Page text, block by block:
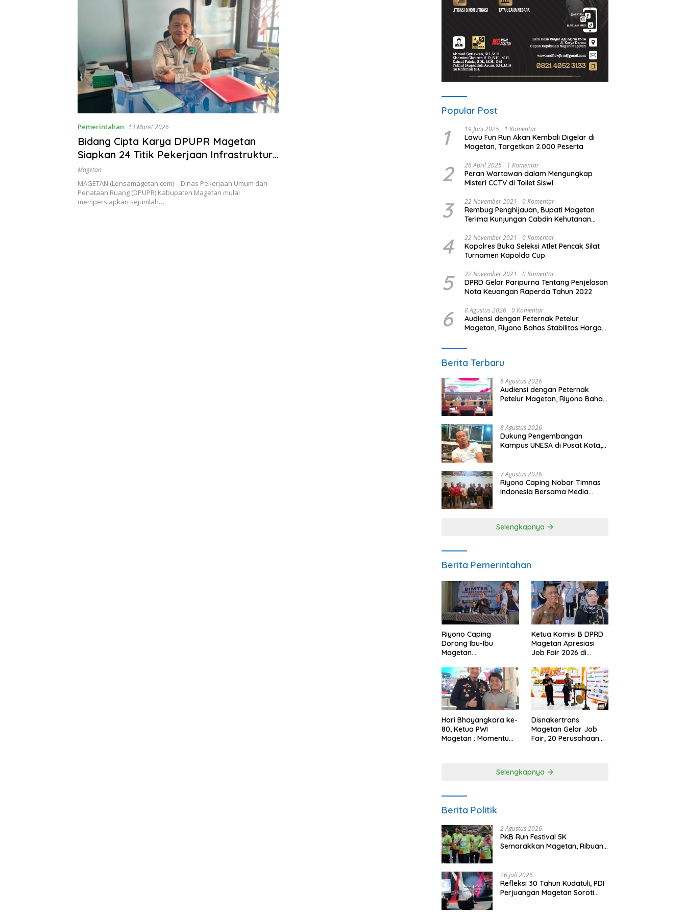
Pemerintahan 13 Maret 2026
Bidang Cipta Karya DPUPR Magetan
Siapkan 24 Titik Pekerjaan Infrastruktur
2026, Fokus Sarana Prasarana Dasar
Magetan
MAGETAN (Lensamagetan.com) – Dinas Pekerjaan Umum dan
Penataan Ruang (DPUPR) Kabupaten Magetan mulai
mempersiapkan sejumlah…
Popular Post
1 19 Juni 2025 1 Komentar
Lawu Fun Run Akan Kembali Digelar di
Magetan, Targetkan 2.000 Peserta
2 26 April 2025 1 Komentar
Peran Wartawan dalam Mengungkap
Misteri CCTV di Toilet Siswi
3 22 November 2021 0 Komentar
Rembug Penghijauan, Bupati Magetan
Terima Kunjungan Cabdin Kehutanan
4 22 November 2021 0 Komentar
Kapolres Buka Seleksi Atlet Pencak Silat
Turnamen Kapolda Cup
5 22 November 2021 0 Komentar
DPRD Gelar Paripurna Tentang Penjelasan
Nota Keuangan Raperda Tahun 2022
6 8 Agustus 2026 0 Komentar
Audiensi dengan Peternak Petelur
Magetan, Riyono Bahas Stabilitas Harga
Berita Terbaru
8 Agustus 2026
Audiensi dengan Peternak
Petelur Magetan, Riyono Bahas
8 Agustus 2026
Dukung Pengembangan
Kampus UNESA di Pusat Kota,
Magetan
7 Agustus 2026
Riyono Caping Nobar Timnas
Indonesia Bersama Media
Selengkapnya
Berita Pemerintahan
Riyono Caping
Dorong Ibu-Ibu
Magetan
Ikan, Perkuat Budaya
Gemar Makan Ikan
Ketua Komisi B DPRD
Magetan Apresiasi
Job Fair 2026 di
Anggaran
Hari Bhayangkara ke-
80, Ketua PWI
Magetan : Momentum
Disnakertrans
Magetan Gelar Job
Fair, 20 Perusahaan
Selengkapnya
Berita Politik
2 Agustus 2026
PKB Run Festival 5K
Semarakkan Magetan, Ribuan
26 Juli 2026
Refleksi 30 Tahun Kudatuli, PDI
Perjuangan Magetan Soroti